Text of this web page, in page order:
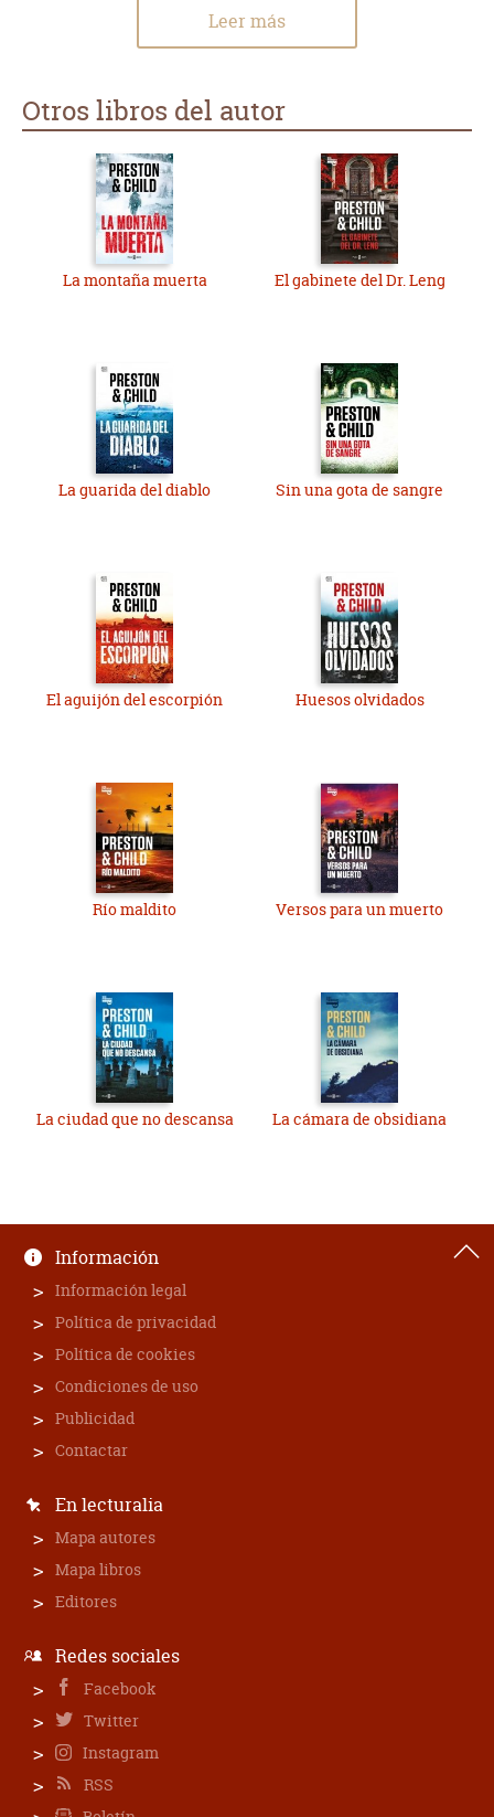
Leer más
Otros libros del autor
La montaña muerta El gabinete del Dr. Leng
La guarida del diablo Sin una gota de sangre
El aguijón del escorpión Huesos olvidados
Río maldito Versos para un muerto
La ciudad que no descansa La cámara de obsidiana
Información
Información legal
Política de privacidad
Política de cookies
Condiciones de uso
Publicidad
Contactar
En lecturalia
Mapa autores
Mapa libros
Editores
Redes sociales
Facebook
Twitter
Instagram
RSS